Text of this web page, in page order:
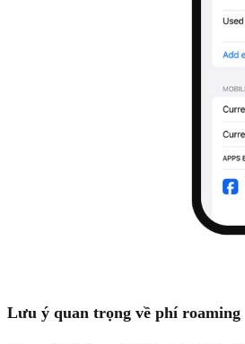
Lưu ý quan trọng về phí roaming